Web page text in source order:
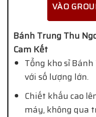
VÀO
Bánh Trung Thu
Cam Kết
Tổng kho sỉ
với số lượng lớn.
Chiết khấu cao
máy, không qua